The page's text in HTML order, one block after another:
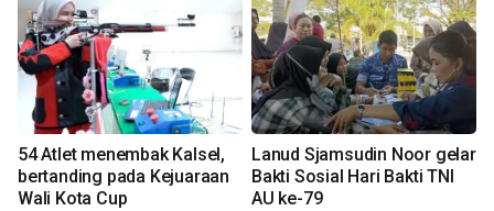
54 Atlet menembak Kalsel,
bertanding pada Kejuaraan
Wali Kota Cup
Lanud Sjamsudin Noor gelar
Bakti Sosial Hari Bakti TNI
AU ke-79